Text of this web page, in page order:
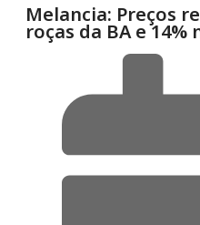
Melancia: Preços
roças da BA e 14%